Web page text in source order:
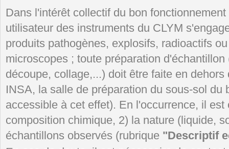
Dans l'intérêt collectif du bon
utilisateur des instruments du CLYM
produits pathogènes, explosifs, radioactifs
microscopes ; toute préparation
découpe, collage,...) doit être faite en
INSA, la salle de préparation du sous-sol du
accessible à cet effet). En l'occurrence, il
composition chimique, 2) la nature (liquide,
échantillons observés (rubrique "Descriptif